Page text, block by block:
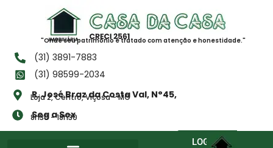
"Onde seu patrimônio é tratado com atenção e honestidade."
(31) 3891-7883
(31) 98599-2034
R. José Braz da Costa Val, N°45,
Loja 2, Centro, Viçosa - MG
Seg a Sex
8h30 - 18h30
LOGIN